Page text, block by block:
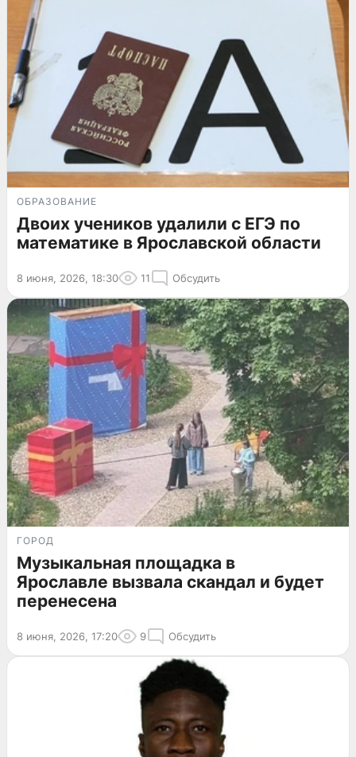
ОБРАЗОВАНИЕ
Двоих учеников удалили с ЕГЭ по
математике в Ярославской области
8 июня, 2026, 18:30 11 Обсудить
ГОРОД
Музыкальная площадка в
Ярославле вызвала скандал и будет
перенесена
8 июня, 2026, 17:20 9 Обсудить